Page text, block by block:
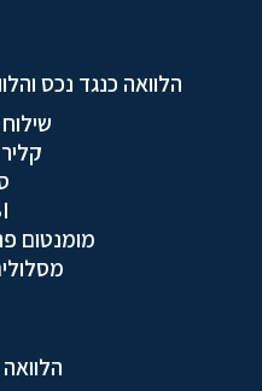
הלוואה כנגד נכס
שילוח
קליר
מומנטום
הלוואה